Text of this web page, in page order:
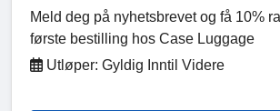
Meld deg på nyhetsbrevet og få 10%
første bestilling hos Case Luggage
Utløper: Gyldig Inntil Videre